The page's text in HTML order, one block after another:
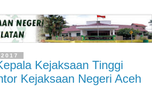
Kejaksaan Tinggi
Kejaksaan Negeri Aceh